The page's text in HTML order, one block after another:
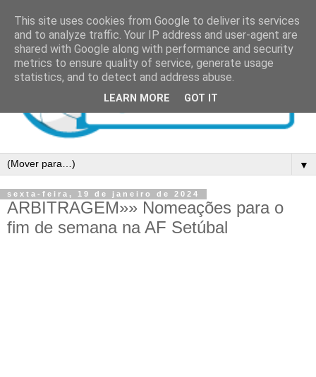
▼
sexta-feira, 19 de janeiro de 2024
ARBITRAGEM»» Nomeações para o
fim de semana na AF Setúbal
This site uses cookies from Google to deliver its services
and to analyze traffic. Your IP address and user-agent are
shared with Google along with performance and security
metrics to ensure quality of service, generate usage
statistics, and to detect and address abuse.
LEARN MORE GOT IT